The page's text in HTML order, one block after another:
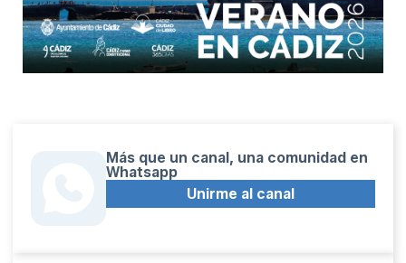
Más que un canal, una comunidad en
Whatsapp
Unirme al canal